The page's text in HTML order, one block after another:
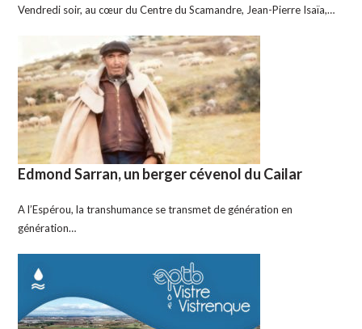
Vendredi soir, au cœur du Centre du Scamandre, Jean-Pierre Isaïa,…
Edmond Sarran, un berger cévenol du Cailar
A l’Espérou, la transhumance se transmet de génération en
génération…